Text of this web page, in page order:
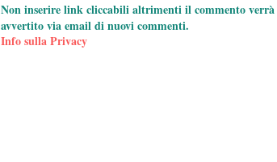
Non inserire link cliccabili altrimenti il commento
avvertito via email di nuovi commenti.
Info sulla Privacy